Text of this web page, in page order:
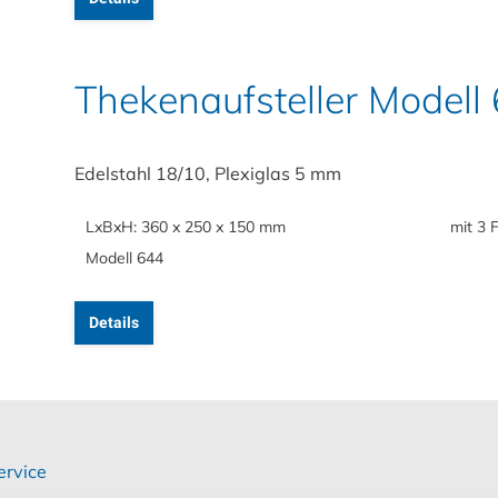
Thekenaufsteller Modell
Edelstahl 18/10, Plexiglas 5 mm
LxBxH: 360 x 250 x 150 mm
mit 3
Modell 644
Details